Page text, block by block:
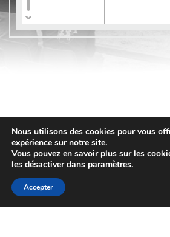
23/07/2026
Nous utilisons des cookies pour vous
expérience sur notre site.
Vous pouvez en savoir plus sur les
les désactiver dans paramètres.
Accepter